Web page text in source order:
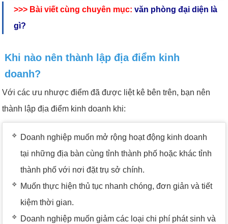
>>> Bài viết cùng chuyên mục:văn phòng đại diện là
gì?
Khi nào nên thành lập địa điểm kinh
doanh?
Với các ưu nhược điểm đã được liệt kê bên trên, bạn nên
thành lập địa điểm kinh doanh khi:
Doanh nghiệp muốn mở rộng hoạt động kinh doanh
tại những địa bàn cùng tỉnh thành phố hoặc khác tỉnh
thành phố với nơi đặt trụ sở chính.
Muốn thực hiện thủ tục nhanh chóng, đơn giản và tiết
kiệm thời gian.
Doanh nghiệp muốn giảm các loại chi phí phát sinh và